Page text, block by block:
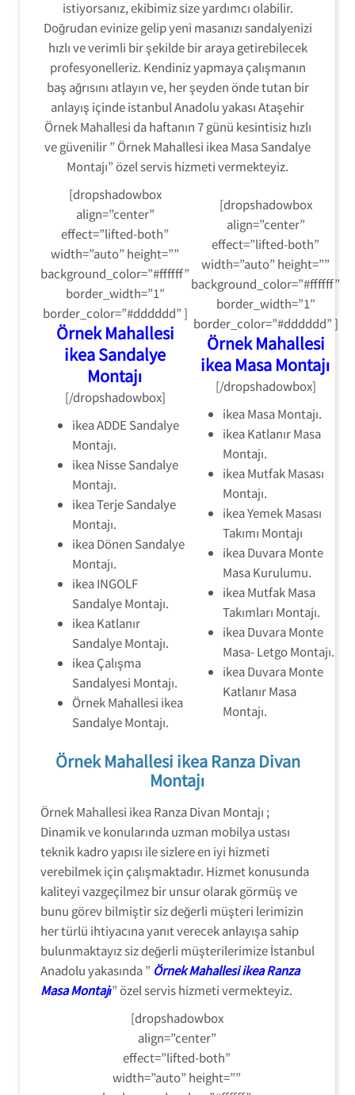
istiyorsanız, ekibimiz size yardımcı olabilir.
Doğrudan evinize gelip yeni masanızı sandalyenizi
hızlı ve verimli bir şekilde bir araya getirebilecek
profesyonelleriz. Kendiniz yapmaya çalışmanın
baş ağrısını atlayın ve, her şeyden önde tutan bir
anlayış içinde istanbul Anadolu yakası Ataşehir
Örnek Mahallesi da haftanın 7 günü kesintisiz hızlı
ve güvenilir ” Örnek Mahallesi ikea Masa Sandalye
Montajı” özel servis hizmeti vermekteyiz.
[dropshadowbox
align=”center”
effect=”lifted-both”
width=”auto” height=””
background_color=”#ffffff”
border_width=”1″
border_color=”#dddddd” ]
Örnek Mahallesi
ikea Sandalye
Montajı
[/dropshadowbox]
ikea ADDE Sandalye
Montajı.
ikea Nisse Sandalye
Montajı.
ikea Terje Sandalye
Montajı.
ikea Dönen Sandalye
Montajı.
ikea INGOLF
Sandalye Montajı.
ikea Katlanır
Sandalye Montajı.
ikea Çalışma
Sandalyesi Montajı.
Örnek Mahallesi ikea
Sandalye Montajı.
[dropshadowbox
align=”center”
effect=”lifted-both”
width=”auto” height=””
background_color=”#ffffff”
border_width=”1″
border_color=”#dddddd” ]
Örnek Mahallesi
ikea Masa Montajı
[/dropshadowbox]
ikea Masa Montajı.
ikea Katlanır Masa
Montajı.
ikea Mutfak Masası
Montajı.
ikea Yemek Masası
Takımı Montajı
ikea Duvara Monte
Masa Kurulumu.
ikea Mutfak Masa
Takımları Montajı.
ikea Duvara Monte
Masa- Letgo Montajı.
ikea Duvara Monte
Katlanır Masa
Montajı.
Örnek Mahallesi ikea Ranza Divan
Montajı
Örnek Mahallesi ikea Ranza Divan Montajı ;
Dinamik ve konularında uzman mobilya ustası
teknik kadro yapısı ile sizlere en iyi hizmeti
verebilmek için çalışmaktadır. Hizmet konusunda
kaliteyi vazgeçilmez bir unsur olarak görmüş ve
bunu görev bilmiştir siz değerli müşteri lerimizin
her türlü ihtiyacına yanıt verecek anlayışa sahip
bulunmaktayız siz değerli müşterilerimize İstanbul
Anadolu yakasında ” Örnek Mahallesi ikea Ranza
Masa Montajı” özel servis hizmeti vermekteyiz.
[dropshadowbox
align=”center”
effect=”lifted-both”
width=”auto” height=””